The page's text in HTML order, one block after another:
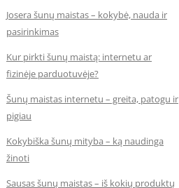
Josera šunų maistas – kokybė, nauda ir
pasirinkimas
Kur pirkti šunų maistą: internetu ar
fizinėje parduotuvėje?
Šunų maistas internetu – greita, patogu ir
pigiau
Kokybiška šunų mityba – ką naudinga
žinoti
Sausas šunų maistas – iš kokių produktų